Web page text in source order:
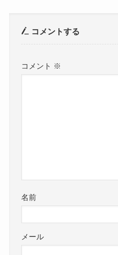
コメントする
コメント ※
名前
メール